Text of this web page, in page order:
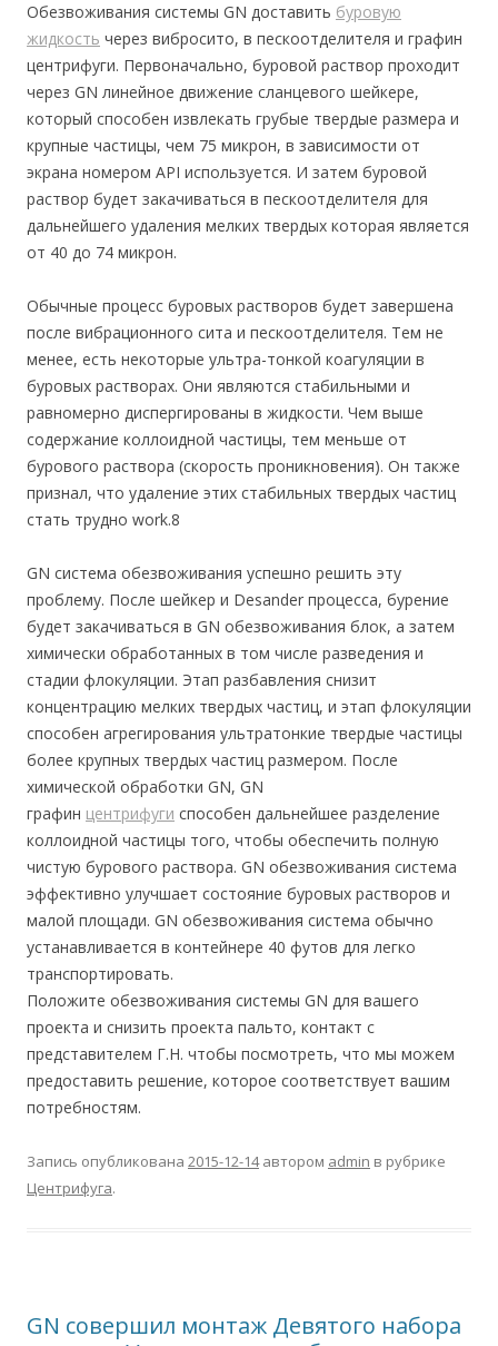
Обезвоживания системы GN доставить буровую
жидкость через вибросито, в пескоотделителя и графин
центрифуги. Первоначально, буровой раствор проходит
через GN линейное движение сланцевого шейкере,
который способен извлекать грубые твердые размера и
крупные частицы, чем 75 микрон, в зависимости от
экрана номером API используется. И затем буровой
раствор будет закачиваться в пескоотделителя для
дальнейшего удаления мелких твердых которая является
от 40 до 74 микрон.
Обычные процесс буровых растворов будет завершена
после вибрационного сита и пескоотделителя. Тем не
менее, есть некоторые ультра-тонкой коагуляции в
буровых растворах. Они являются стабильными и
равномерно диспергированы в жидкости. Чем выше
содержание коллоидной частицы, тем меньше от
бурового раствора (скорость проникновения). Он также
признал, что удаление этих стабильных твердых частиц
стать трудно work.8
GN система обезвоживания успешно решить эту
проблему. После шейкер и Desander процесса, бурение
будет закачиваться в GN обезвоживания блок, а затем
химически обработанных в том числе разведения и
стадии флокуляции. Этап разбавления снизит
концентрацию мелких твердых частиц, и этап флокуляции
способен агрегирования ультратонкие твердые частицы
более крупных твердых частиц размером. После
химической обработки GN, GN
графин центрифуги способен дальнейшее разделение
коллоидной частицы того, чтобы обеспечить полную
чистую бурового раствора. GN обезвоживания система
эффективно улучшает состояние буровых растворов и
малой площади. GN обезвоживания система обычно
устанавливается в контейнере 40 футов для легко
транспортировать.
Положите обезвоживания системы GN для вашего
проекта и снизить проекта пальто, контакт с
представителем Г.Н. чтобы посмотреть, что мы можем
предоставить решение, которое соответствует вашим
потребностям.
Запись опубликована 2015-12-14автором admin в рубрике
Центрифуга.
GN совершил монтаж Девятого набора